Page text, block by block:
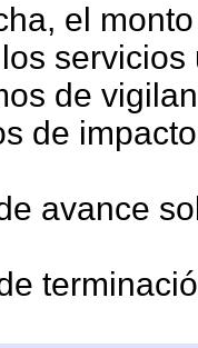
el
servicios
de
de
avance